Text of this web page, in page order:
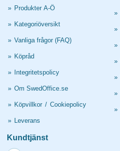
» Produkter A-Ö
» Kategoriöversikt
» Vanliga frågor (FAQ)
» Köpråd
» Integritetspolicy
» Om SwedOffice.se
» Köpvillkor / Cookiepolicy
» Leverans
»
»
»
»
»
»
»
Kundtjänst